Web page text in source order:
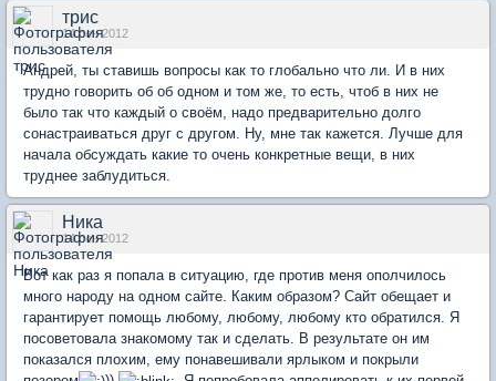
трис
14 сен 2012
Андрей, ты ставишь вопросы как то глобально что ли. И в них
трудно говорить об об одном и том же, то есть, чтоб в них не
было так что каждый о своём, надо предварительно долго
сонастраиваться друг с другом. Ну, мне так кажется. Лучше для
начала обсуждать какие то очень конкретные вещи, в них
труднее заблудиться.
Ника
14 сен 2012
Вот как раз я попала в ситуацию, где против меня ополчилось
много народу на одном сайте. Каким образом? Сайт обещает и
гарантирует помощь любому, любому, любому кто обратился. Я
посоветовала знакомому так и сделать. В результате он им
показался плохим, ему понавешивали ярлыком и покрыли